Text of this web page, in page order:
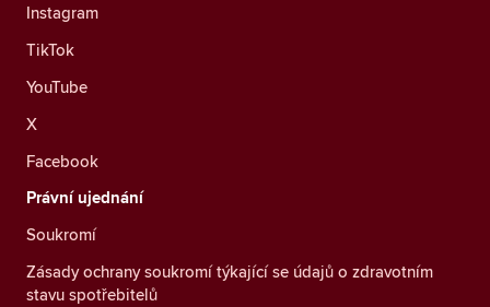
Instagram
TikTok
YouTube
X
Facebook
Právní ujednání
Soukromí
Zásady ochrany soukromí týkající se údajů o zdravotním
stavu spotřebitelů